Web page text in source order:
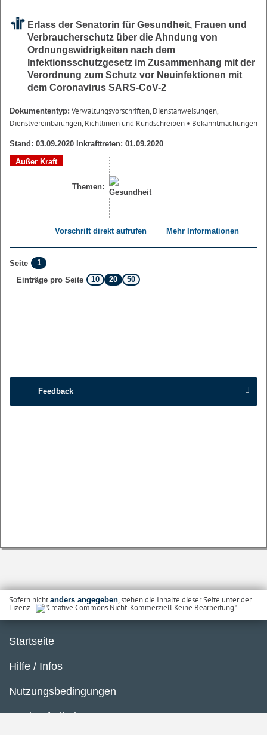
Erlass der Senatorin für Gesundheit, Frauen und
Verbraucherschutz über die Ahndung von
Ordnungswidrigkeiten nach dem
Infektionsschutzgesetz im Zusammenhang mit der
Verordnung zum Schutz vor Neuinfektionen mit
dem Coronavirus SARS-CoV-2
Dokumententyp: Verwaltungsvorschriften, Dienstanweisungen,
Dienstvereinbarungen, Richtlinien und Rundschreiben • Bekanntmachungen
Stand: 03.09.2020 Inkrafttreten: 01.09.2020
Außer Kraft
Themen:
Vorschrift direkt aufrufen Mehr Informationen
Seite
1
Einträge pro Seite
10 20 50
Feedback
Sofern nichtanders angegeben, stehen die Inhalte dieser Seite unter der
Lizenz
Startseite
Hilfe / Infos
Nutzungsbedingungen
Barrierefreiheit